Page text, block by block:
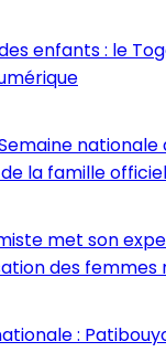
enfants : le
Semaine
la famille
met son
des femmes
: